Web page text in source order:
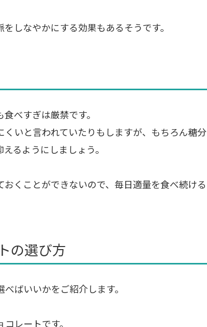
しなやかにする効果もあるそうです。
べすぎは厳禁です。
いと言われていたりもしますが、もちろん糖分
るようにしましょう。
くことができないので、毎日適量を食べ続ける
の選び方
ばいいかをご紹介します。
コレートです。